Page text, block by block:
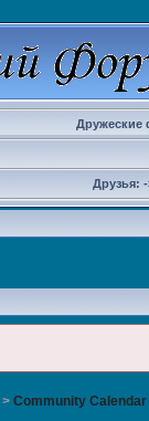
Друзья: -
>Community Calendar